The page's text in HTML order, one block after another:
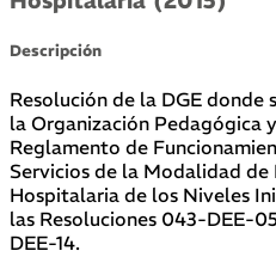
Descripción
Resolución de la DGE donde
la Organización Pedagógica
Reglamento de
Servicios de la Modalidad
Hospitalaria de los Niveles
las Resoluciones 043-DEE-
DEE-14.